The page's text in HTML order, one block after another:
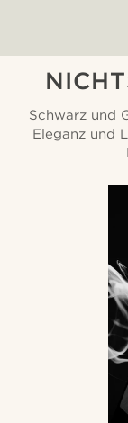
Schwarz und
Eleganz und